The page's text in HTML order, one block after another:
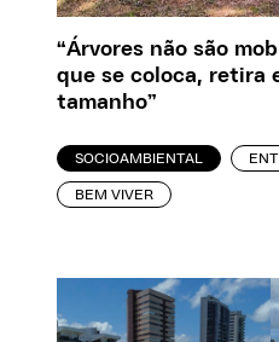
“Árvores não são
que se coloca, retira
tamanho”
SOCIOAMBIENTAL
BEM VIVER